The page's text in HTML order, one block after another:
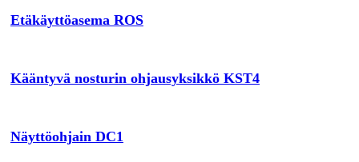
Etäkäyttöasema ROS
Kääntyvä nosturin ohjausyksikkö KST4
Näyttöohjain DC1